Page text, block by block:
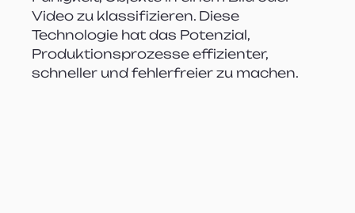
Video zu klassifizieren. Diese
Technologie hat das Potenzial,
Produktionsprozesse effizienter,
schneller und fehlerfreier zu machen.